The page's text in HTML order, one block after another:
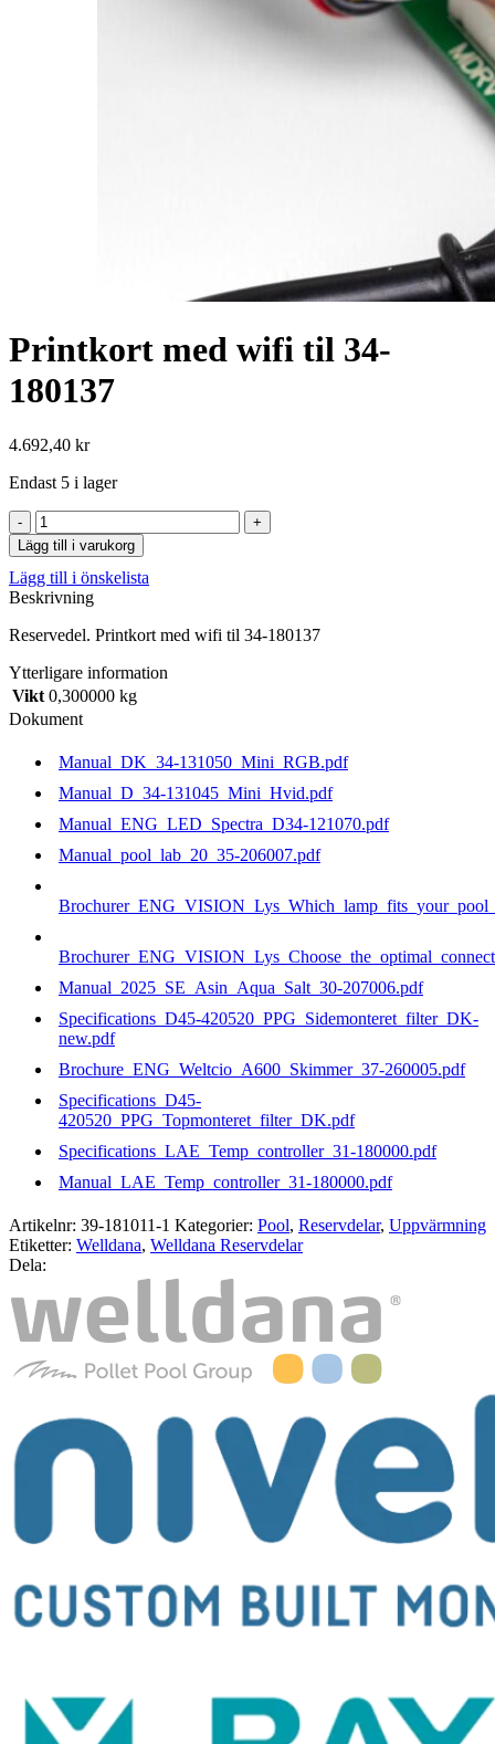
Printkort med wifi til 34-
180137
4.692,40 kr
Endast 5 i lager
Printkort
med
wifi
til
34-
mängd
Lägg till i varukorg
Lägg till i önskelista
Beskrivning
Reservedel. Printkort med wifi til 34-180137
Ytterligare information
Vikt 0,300000 kg
Dokument
Manual_DK_34-131050_Mini_RGB.pdf
Manual_D_34-131045_Mini_Hvid.pdf
Manual_ENG_LED_Spectra_D34-121070.pdf
Manual_pool_lab_20_35-206007.pdf
Manual_2025_SE_Asin_Aqua_Salt_30-207006.pdf
Specifications_D45-420520_PPG_Sidemonteret_filter_DK-
new.pdf
Brochure_ENG_Weltcio_A600_Skimmer_37-260005.pdf
Specifications_D45-
420520_PPG_Topmonteret_filter_DK.pdf
Specifications_LAE_Temp_controller_31-180000.pdf
Manual_LAE_Temp_controller_31-180000.pdf
Artikelnr: 39-181011-1 Kategorier: Pool, Reservdelar, Uppvärmning
Etiketter: Welldana, Welldana Reservdelar
Dela: